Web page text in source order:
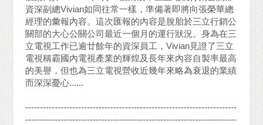
資深副總Vivian如同往常一樣，準備著即將向張榮華總
經理的彙報內容。這次匯報的內容是脫胎於三立行銷公
關部的大心公關公司最近一個月的運行狀況。身為在三
立電視工作已逾廿餘年的資深員工，Vivian見證了三立
電視稱霸國內電視產業的輝煌及長年來內容自製率最高
的美譽，但也為三立電視營收近幾年來略為衰退的業績
而深深憂心......
------------------------------------------------------------------------
------------------------------------------------------------------------